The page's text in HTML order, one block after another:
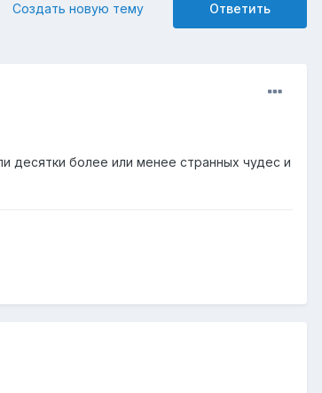
Ответить
Создать новую тему
десятки более или менее странных чудес и